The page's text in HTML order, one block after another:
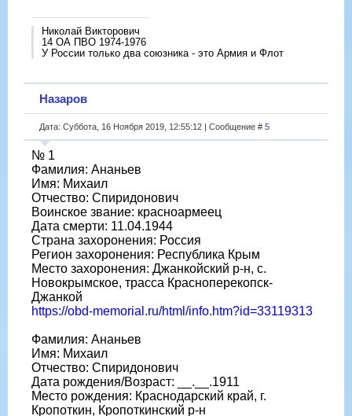
Николай Викторович
14 ОА ПВО 1974-1976
У России только два союзника - это Армия и Флот
Назаров
Дата: Суббота, 16 Ноября 2019, 12:55:12 | Сообщение # 5
№ 1
Фамилия: Ананьев
Имя: Михаил
Отчество: Спиридонович
Воинское звание: красноармеец
Дата смерти: 11.04.1944
Страна захоронения: Россия
Регион захоронения: Республика Крым
Место захоронения: Джанкойский р-н, с.
Новокрымское, трасса Красноперекопск-
Джанкой
https://obd-memorial.ru/html/info.htm?id=33119313
Фамилия: Ананьев
Имя: Михаил
Отчество: Спиридонович
Дата рождения/Возраст: __.__.1911
Место рождения: Краснодарский край, г.
Кропоткин, Кропоткинский р-н